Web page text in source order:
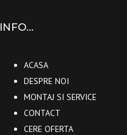
INFO…
ACASA
DESPRE NOI
MONTAJ SI SERVICE
CONTACT
CERE OFERTA